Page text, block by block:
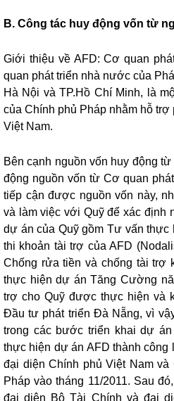
B. Công tác huy động vốn từ
Giới thiệu về AFD: Cơ quan
quan phát triển nhà nước của
Hà Nội và TP.Hồ Chí Minh, là
của Chính phủ Pháp nhằm hỗ trợ
Việt Nam.
Bên cạnh nguồn vốn huy động
động nguồn vốn từ Cơ quan
tiếp cận được nguồn vốn này,
và làm việc với Quỹ để xác định
dự án của Quỹ gồm Tư vấn
thi khoản tài trợ của AFD
Chống rửa tiền và chống tài trợ
thực hiện dự án Tăng Cường
trợ cho Quỹ được thực hiện và
Đầu tư phát triển Đà Nẵng, vì
trong các bước triển khai dự
thực hiện dự án AFD thành
đại diện Chính phủ Việt Nam
Pháp vào tháng 11/2011. Sau
đại diện Bộ Tài Chính và đại